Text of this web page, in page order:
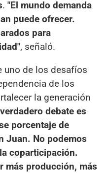
. "El mundo demanda
puede ofrecer.
para
, señaló.
uno de los desafíos
de los
la generación
debate es
porcentaje de
Juan. No podemos
coparticipación.
más producción, más